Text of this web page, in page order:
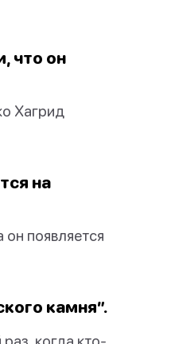
что он
Хагрид
на
появляется
камня”.